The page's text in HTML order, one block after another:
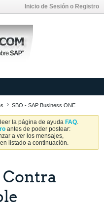
Inicio de Sesión o Registro
SBO - SAP Business ONE
la página de ayuda FAQ.
antes de poder postear:
a ver los mensajes,
listado a continuación.